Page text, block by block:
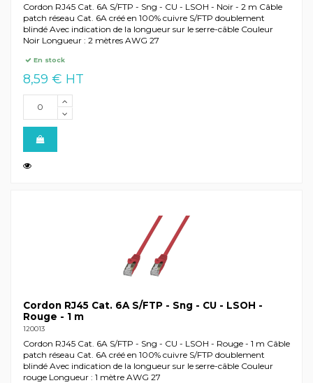
Cordon RJ45 Cat. 6A S/FTP - Sng - CU - LSOH - Noir - 2 m Câble
patch réseau Cat. 6A créé en 100% cuivre S/FTP doublement
blindé Avec indication de la longueur sur le serre-câble Couleur
Noir Longueur : 2 mètres AWG 27
En stock
8,59 € HT
Cordon RJ45 Cat. 6A S/FTP - Sng - CU - LSOH -
Rouge - 1 m
120013
Cordon RJ45 Cat. 6A S/FTP - Sng - CU - LSOH - Rouge - 1 m Câble
patch réseau Cat. 6A créé en 100% cuivre S/FTP doublement
blindé Avec indication de la longueur sur le serre-câble Couleur
rouge Longueur : 1 mètre AWG 27